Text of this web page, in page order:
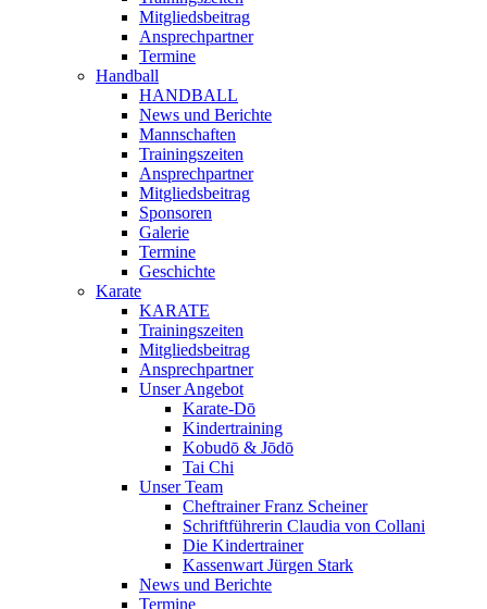
Mitgliedsbeitrag
Ansprechpartner
Termine
Handball
HANDBALL
News und Berichte
Mannschaften
Trainingszeiten
Ansprechpartner
Mitgliedsbeitrag
Sponsoren
Galerie
Termine
Geschichte
Karate
KARATE
Trainingszeiten
Mitgliedsbeitrag
Ansprechpartner
Unser Angebot
Karate-Dō
Kindertraining
Kobudō & Jōdō
Tai Chi
Unser Team
Cheftrainer Franz Scheiner
Schriftführerin Claudia von Collani
Die Kindertrainer
Kassenwart Jürgen Stark
News und Berichte
Termine